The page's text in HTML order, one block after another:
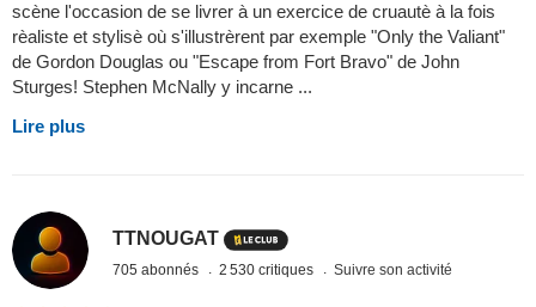
scène l'occasion de se livrer à un exercice de cruautè à la fois
rèaliste et stylisè où s'illustrèrent par exemple "Only the Valiant"
de Gordon Douglas ou "Escape from Fort Bravo" de John
Sturges! Stephen McNally y incarne ...
Lire plus
TTNOUGAT
705 abonnés 2 530 critiques Suivre son activité